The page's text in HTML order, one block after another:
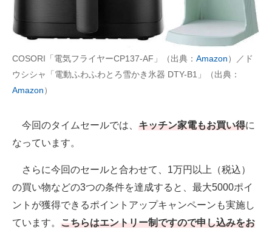
ビジネスと働き方のヒント
AI活用のいまが分かる
企業ITのトレンドを詳説
マーケ×ITの今がよく分かる
ITエンジニア向け専門サイト
企業向けIT製品の総合サイト
IT製品の技術・比較・事例
COSORI「電気フライヤーCP137-AF」（出典： Amazon）／ド
ウシシャ「電動ふわふわとろ雪かき氷器 DTY-B1」（出典：
Amazon）
今回のタイムセールでは、 キッチン家電もお買い得に
なっています。
さらに今回のセールと合わせて、1万円以上（税込）
の買い物などの3つの条件を達成すると、最大5000ポイ
ントが獲得できるポイントアップキャンペーンも実施し
ています。 こちらはエントリー制ですので申し込みをお